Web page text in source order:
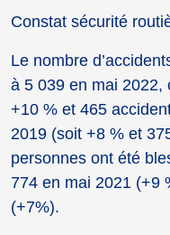
Constat sécurité
Le nombre
à 5 039 en mai 2022,
+10 % et 465
2019 (soit +8 % et
personnes ont été
774 en mai 2021 (+9
(+7%).